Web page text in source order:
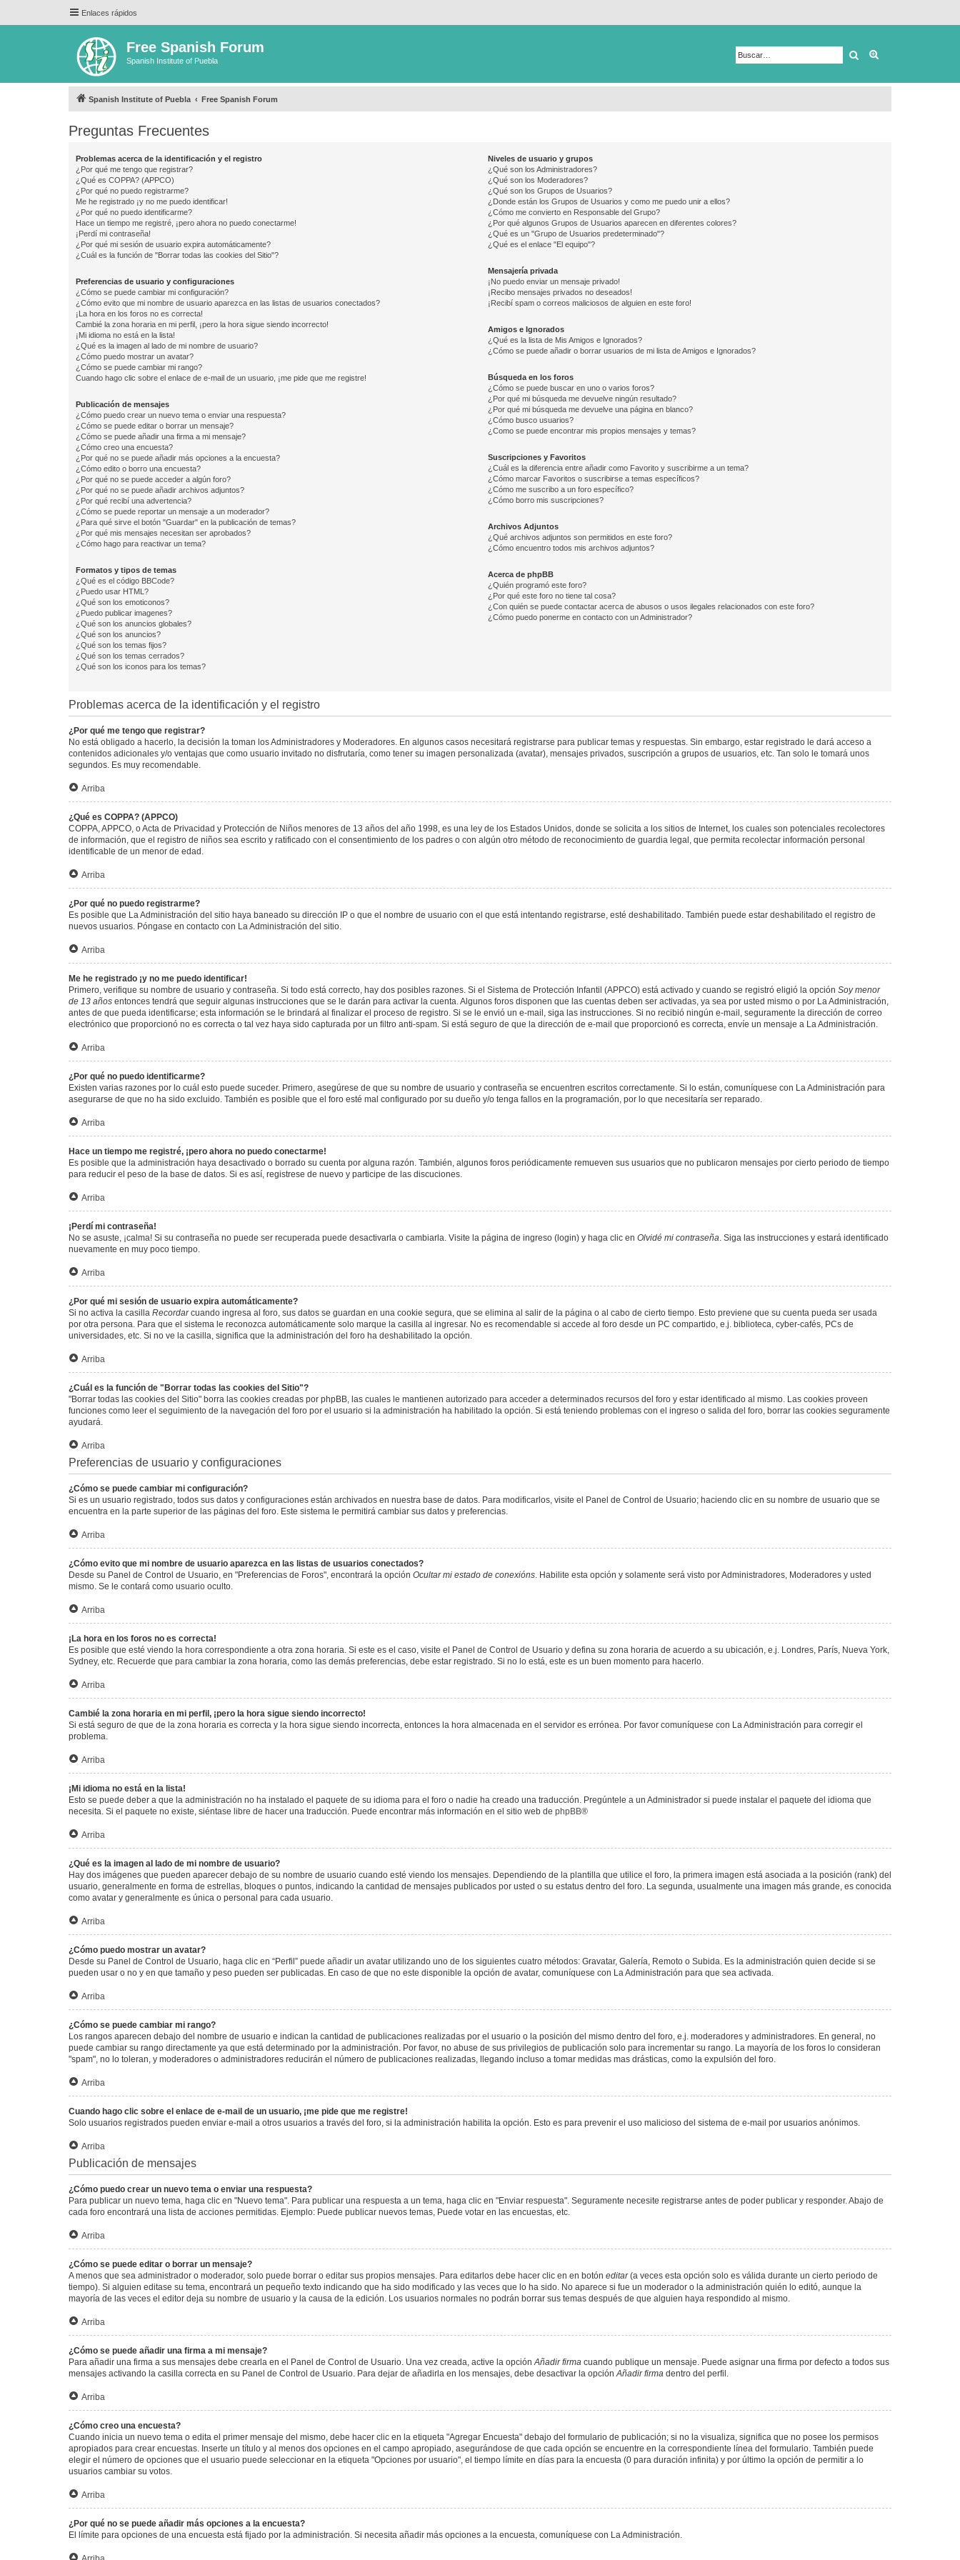
Enlaces rápidos
Free Spanish Forum
Spanish Institute of Puebla Buscar
Spanish Institute of Puebla Free Spanish Forum
Preguntas Frecuentes
Problemas acerca de la identificación y el registro
¿Por qué me tengo que registrar?
¿Qué es COPPA? (APPCO)
¿Por qué no puedo registrarme?
Me he registrado ¡y no me puedo identificar!
¿Por qué no puedo identificarme?
Hace un tiempo me registré, ¡pero ahora no puedo conectarme!
¡Perdí mi contraseña!
¿Por qué mi sesión de usuario expira automáticamente?
¿Cuál es la función de "Borrar todas las cookies del Sitio"?
Preferencias de usuario y configuraciones
¿Cómo se puede cambiar mi configuración?
¿Cómo evito que mi nombre de usuario aparezca en las listas de usuarios conectados?
¡La hora en los foros no es correcta!
Cambié la zona horaria en mi perfil, ¡pero la hora sigue siendo incorrecto!
¡Mi idioma no está en la lista!
¿Qué es la imagen al lado de mi nombre de usuario?
¿Cómo puedo mostrar un avatar?
¿Cómo se puede cambiar mi rango?
Cuando hago clic sobre el enlace de e-mail de un usuario, ¡me pide que me registre!
Publicación de mensajes
¿Cómo puedo crear un nuevo tema o enviar una respuesta?
¿Cómo se puede editar o borrar un mensaje?
¿Cómo se puede añadir una firma a mi mensaje?
¿Cómo creo una encuesta?
¿Por qué no se puede añadir más opciones a la encuesta?
¿Cómo edito o borro una encuesta?
¿Por qué no se puede acceder a algún foro?
¿Por qué no se puede añadir archivos adjuntos?
¿Por qué recibí una advertencia?
¿Cómo se puede reportar un mensaje a un moderador?
¿Para qué sirve el botón "Guardar" en la publicación de temas?
¿Por qué mis mensajes necesitan ser aprobados?
¿Cómo hago para reactivar un tema?
Formatos y tipos de temas
¿Qué es el código BBCode?
¿Puedo usar HTML?
¿Qué son los emoticonos?
¿Puedo publicar imagenes?
¿Qué son los anuncios globales?
¿Qué son los anuncios?
¿Qué son los temas fijos?
¿Qué son los temas cerrados?
¿Qué son los iconos para los temas?
Niveles de usuario y grupos
¿Qué son los Administradores?
¿Qué son los Moderadores?
¿Qué son los Grupos de Usuarios?
¿Donde están los Grupos de Usuarios y como me puedo unir a ellos?
¿Cómo me convierto en Responsable del Grupo?
¿Por qué algunos Grupos de Usuarios aparecen en diferentes colores?
¿Qué es un "Grupo de Usuarios predeterminado"?
¿Qué es el enlace "El equipo"?
Mensajería privada
¡No puedo enviar un mensaje privado!
¡Recibo mensajes privados no deseados!
¡Recibí spam o correos maliciosos de alguien en este foro!
Amigos e Ignorados
¿Qué es la lista de Mis Amigos e Ignorados?
¿Cómo se puede añadir o borrar usuarios de mi lista de Amigos e Ignorados?
Búsqueda en los foros
¿Cómo se puede buscar en uno o varios foros?
¿Por qué mi búsqueda me devuelve ningún resultado?
¿Por qué mi búsqueda me devuelve una página en blanco?
¿Cómo busco usuarios?
¿Como se puede encontrar mis propios mensajes y temas?
Suscripciones y Favoritos
¿Cuál es la diferencia entre añadir como Favorito y suscribirme a un tema?
¿Cómo marcar Favoritos o suscribirse a temas específicos?
¿Cómo me suscribo a un foro específico?
¿Cómo borro mis suscripciones?
Archivos Adjuntos
¿Qué archivos adjuntos son permitidos en este foro?
¿Cómo encuentro todos mis archivos adjuntos?
Acerca de phpBB
¿Quién programó este foro?
¿Por qué este foro no tiene tal cosa?
¿Con quién se puede contactar acerca de abusos o usos ilegales relacionados con este foro?
¿Cómo puedo ponerme en contacto con un Administrador?
Problemas acerca de la identificación y el registro
¿Por qué me tengo que registrar?
No está obligado a hacerlo, la decisión la toman los Administradores y Moderadores. En algunos casos necesitará registrarse para publicar temas y respuestas. Sin embargo, estar registrado le dará acceso a
contenidos adicionales y/o ventajas que como usuario invitado no disfrutaría, como tener su imagen personalizada (avatar), mensajes privados, suscripción a grupos de usuarios, etc. Tan solo le tomará unos
segundos. Es muy recomendable.
Arriba
¿Qué es COPPA? (APPCO)
COPPA, APPCO, o Acta de Privacidad y Protección de Niños menores de 13 años del año 1998, es una ley de los Estados Unidos, donde se solicita a los sitios de Internet, los cuales son potenciales recolectores
de información, que el registro de niños sea escrito y ratificado con el consentimiento de los padres o con algún otro método de reconocimiento de guardia legal, que permita recolectar información personal
identificable de un menor de edad.
Arriba
¿Por qué no puedo registrarme?
Es posible que La Administración del sitio haya baneado su dirección IP o que el nombre de usuario con el que está intentando registrarse, esté deshabilitado. También puede estar deshabilitado el registro de
nuevos usuarios. Póngase en contacto con La Administración del sitio.
Arriba
Me he registrado ¡y no me puedo identificar!
Primero, verifique su nombre de usuario y contraseña. Si todo está correcto, hay dos posibles razones. Si el Sistema de Protección Infantil (APPCO) está activado y cuando se registró eligió la opción Soy menor
de 13 años entonces tendrá que seguir algunas instrucciones que se le darán para activar la cuenta. Algunos foros disponen que las cuentas deben ser activadas, ya sea por usted mismo o por La Administración,
antes de que pueda identificarse; esta información se le brindará al finalizar el proceso de registro. Si se le envió un e-mail, siga las instrucciones. Si no recibió ningún e-mail, seguramente la dirección de correo
electrónico que proporcionó no es correcta o tal vez haya sido capturada por un filtro anti-spam. Si está seguro de que la dirección de e-mail que proporcionó es correcta, envíe un mensaje a La Administración.
Arriba
¿Por qué no puedo identificarme?
Existen varias razones por lo cuál esto puede suceder. Primero, asegúrese de que su nombre de usuario y contraseña se encuentren escritos correctamente. Si lo están, comuníquese con La Administración para
asegurarse de que no ha sido excluido. También es posible que el foro esté mal configurado por su dueño y/o tenga fallos en la programación, por lo que necesitaría ser reparado.
Arriba
Hace un tiempo me registré, ¡pero ahora no puedo conectarme!
Es posible que la administración haya desactivado o borrado su cuenta por alguna razón. También, algunos foros periódicamente remueven sus usuarios que no publicaron mensajes por cierto periodo de tiempo
para reducir el peso de la base de datos. Si es así, registrese de nuevo y participe de las discuciones.
Arriba
¡Perdí mi contraseña!
No se asuste, ¡calma! Si su contraseña no puede ser recuperada puede desactivarla o cambiarla. Visite la página de ingreso (login) y haga clic en Olvidé mi contraseña. Siga las instrucciones y estará identificado
nuevamente en muy poco tiempo.
Arriba
¿Por qué mi sesión de usuario expira automáticamente?
Si no activa la casilla Recordarcuando ingresa al foro, sus datos se guardan en una cookie segura, que se elimina al salir de la página o al cabo de cierto tiempo. Esto previene que su cuenta pueda ser usada
por otra persona. Para que el sistema le reconozca automáticamente solo marque la casilla al ingresar. No es recomendable si accede al foro desde un PC compartido, e.j. biblioteca, cyber-cafés, PCs de
universidades, etc. Si no ve la casilla, significa que la administración del foro ha deshabilitado la opción.
Arriba
¿Cuál es la función de "Borrar todas las cookies del Sitio"?
"Borrar todas las cookies del Sitio" borra las cookies creadas por phpBB, las cuales le mantienen autorizado para acceder a determinados recursos del foro y estar identificado al mismo. Las cookies proveen
funciones como leer el seguimiento de la navegación del foro por el usuario si la administración ha habilitado la opción. Si está teniendo problemas con el ingreso o salida del foro, borrar las cookies seguramente
ayudará.
Arriba
Preferencias de usuario y configuraciones
¿Cómo se puede cambiar mi configuración?
Si es un usuario registrado, todos sus datos y configuraciones están archivados en nuestra base de datos. Para modificarlos, visite el Panel de Control de Usuario; haciendo clic en su nombre de usuario que se
encuentra en la parte superior de las páginas del foro. Este sistema le permitirá cambiar sus datos y preferencias.
Arriba
¿Cómo evito que mi nombre de usuario aparezca en las listas de usuarios conectados?
Desde su Panel de Control de Usuario, en "Preferencias de Foros", encontrará la opción Ocultar mi estado de conexións. Habilite esta opción y solamente será visto por Administradores, Moderadores y usted
mismo. Se le contará como usuario oculto.
Arriba
¡La hora en los foros no es correcta!
Es posible que esté viendo la hora correspondiente a otra zona horaria. Si este es el caso, visite el Panel de Control de Usuario y defina su zona horaria de acuerdo a su ubicación, e.j. Londres, París, Nueva York,
Sydney, etc. Recuerde que para cambiar la zona horaria, como las demás preferencias, debe estar registrado. Si no lo está, este es un buen momento para hacerlo.
Arriba
Cambié la zona horaria en mi perfil, ¡pero la hora sigue siendo incorrecto!
Si está seguro de que de la zona horaria es correcta y la hora sigue siendo incorrecta, entonces la hora almacenada en el servidor es errónea. Por favor comuníquese con La Administración para corregir el
problema.
Arriba
¡Mi idioma no está en la lista!
Esto se puede deber a que la administración no ha instalado el paquete de su idioma para el foro o nadie ha creado una traducción. Pregúntele a un Administrador si puede instalar el paquete del idioma que
necesita. Si el paquete no existe, siéntase libre de hacer una traducción. Puede encontrar más información en el sitio web de phpBB®
Arriba
¿Qué es la imagen al lado de mi nombre de usuario?
Hay dos imágenes que pueden aparecer debajo de su nombre de usuario cuando esté viendo los mensajes. Dependiendo de la plantilla que utilice el foro, la primera imagen está asociada a la posición (rank) del
usuario, generalmente en forma de estrellas, bloques o puntos, indicando la cantidad de mensajes publicados por usted o su estatus dentro del foro. La segunda, usualmente una imagen más grande, es conocida
como avatar y generalmente es única o personal para cada usuario.
Arriba
¿Cómo puedo mostrar un avatar?
Desde su Panel de Control de Usuario, haga clic en “Perfil” puede añadir un avatar utilizando uno de los siguientes cuatro métodos: Gravatar, Galería, Remoto o Subida. Es la administración quien decide si se
pueden usar o no y en que tamaño y peso pueden ser publicadas. En caso de que no este disponible la opción de avatar, comuníquese con La Administración para que sea activada.
Arriba
¿Cómo se puede cambiar mi rango?
Los rangos aparecen debajo del nombre de usuario e indican la cantidad de publicaciones realizadas por el usuario o la posición del mismo dentro del foro, e.j. moderadores y administradores. En general, no
puede cambiar su rango directamente ya que está determinado por la administración. Por favor, no abuse de sus privilegios de publicación solo para incrementar su rango. La mayoría de los foros lo consideran
"spam", no lo toleran, y moderadores o administradores reducirán el número de publicaciones realizadas, llegando incluso a tomar medidas mas drásticas, como la expulsión del foro.
Arriba
Cuando hago clic sobre el enlace de e-mail de un usuario, ¡me pide que me registre!
Solo usuarios registrados pueden enviar e-mail a otros usuarios a través del foro, si la administración habilita la opción. Esto es para prevenir el uso malicioso del sistema de e-mail por usuarios anónimos.
Arriba
Publicación de mensajes
¿Cómo puedo crear un nuevo tema o enviar una respuesta?
Para publicar un nuevo tema, haga clic en "Nuevo tema". Para publicar una respuesta a un tema, haga clic en "Enviar respuesta". Seguramente necesite registrarse antes de poder publicar y responder. Abajo de
cada foro encontrará una lista de acciones permitidas. Ejemplo: Puede publicar nuevos temas, Puede votar en las encuestas, etc.
Arriba
¿Cómo se puede editar o borrar un mensaje?
A menos que sea administrador o moderador, solo puede borrar o editar sus propios mensajes. Para editarlos debe hacer clic en en botón editar(a veces esta opción solo es válida durante un cierto periodo de
tiempo). Si alguien editase su tema, encontrará un pequeño texto indicando que ha sido modificado y las veces que lo ha sido. No aparece si fue un moderador o la administración quién lo editó, aunque la
mayoría de las veces el editor deja su nombre de usuario y la causa de la edición. Los usuarios normales no podrán borrar sus temas después de que alguien haya respondido al mismo.
Arriba
¿Cómo se puede añadir una firma a mi mensaje?
Para añadir una firma a sus mensajes debe crearla en el Panel de Control de Usuario. Una vez creada, active la opciónAñadir firma cuando publique un mensaje. Puede asignar una firma por defecto a todos sus
mensajes activando la casilla correcta en su Panel de Control de Usuario. Para dejar de añadirla en los mensajes, debe desactivar la opciónAñadir firma dentro del perfil.
Arriba
¿Cómo creo una encuesta?
Cuando inicia un nuevo tema o edita el primer mensaje del mismo, debe hacer clic en la etiqueta "Agregar Encuesta" debajo del formulario de publicación; si no la visualiza, significa que no posee los permisos
apropiados para crear encuestas. Inserte un título y al menos dos opciones en el campo apropiado, asegurándose de que cada opción se encuentre en la correspondiente línea del formulario. También puede
elegir el número de opciones que el usuario puede seleccionar en la etiqueta "Opciones por usuario", el tiempo límite en días para la encuesta (0 para duración infinita) y por último la opción de permitir a lo
usuarios cambiar su votos.
Arriba
¿Por qué no se puede añadir más opciones a la encuesta?
El límite para opciones de una encuesta está fijado por la administración. Si necesita añadir más opciones a la encuesta, comuníquese con La Administración.